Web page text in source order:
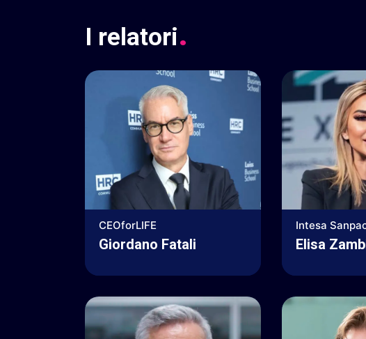
I relatori.
CEOforLIFE
Giordano Fatali
Intesa
Elisa